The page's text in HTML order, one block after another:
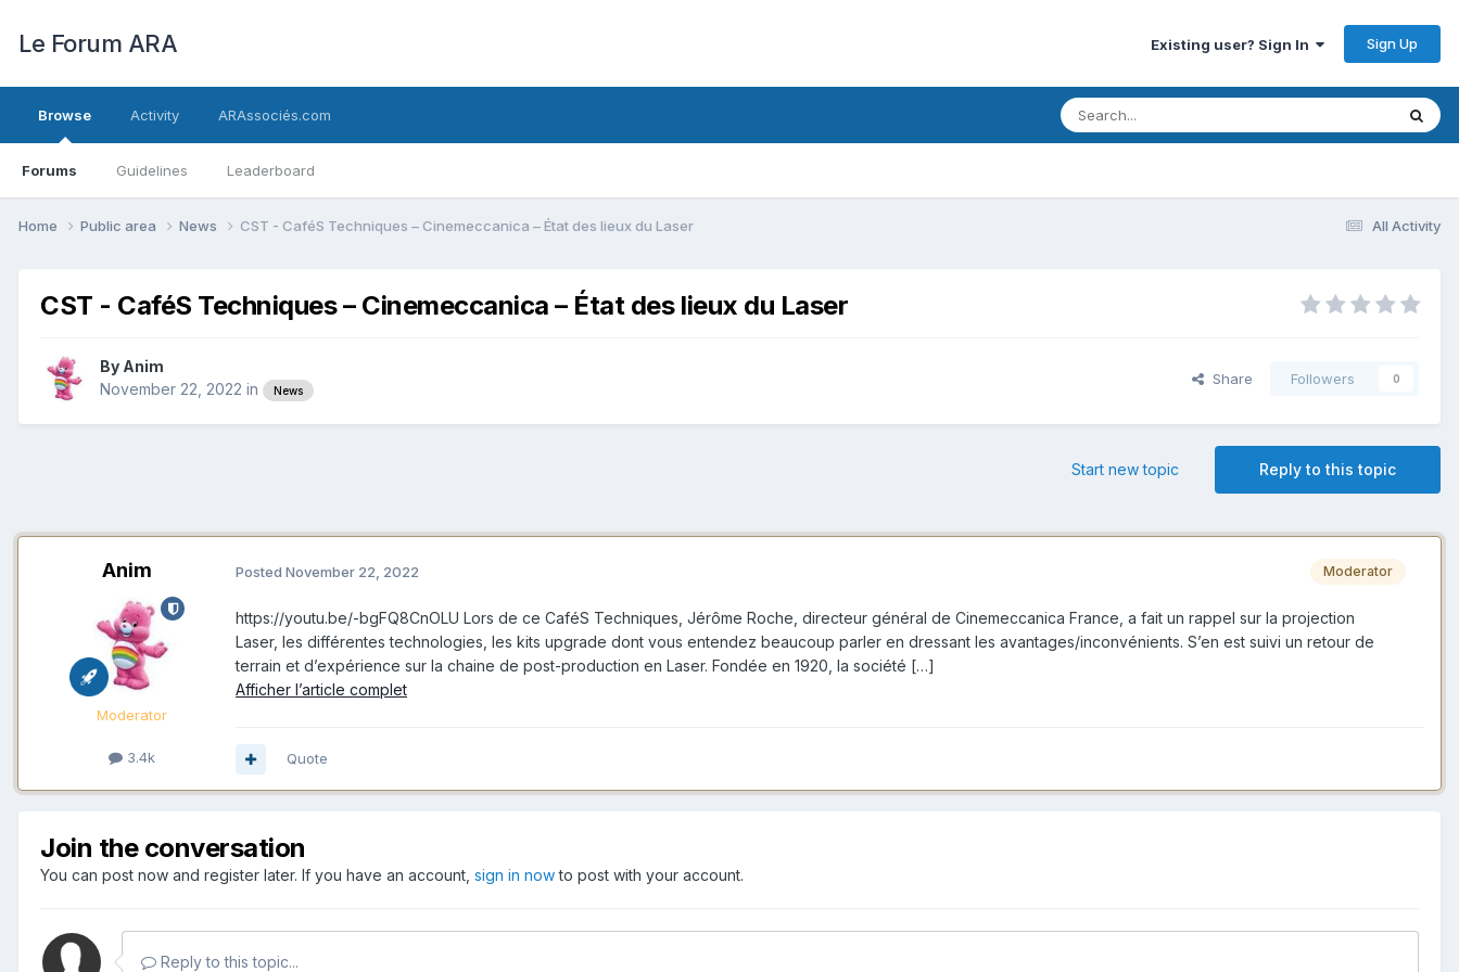
Le Forum ARA Existing user? Sign In Sign Up
Browse
Forums Guidelines Leaderboard
Activity ARAssociés.com
All Activity
Home Public area News CST - CaféS Techniques – Cinemeccanica – État des lieux du Laser
CST - CaféS Techniques – Cinemeccanica – État des lieux du Laser
By Anim
November 22, 2022 in News
Share Followers 0
Reply to this topic
Start new topic
Anim
Moderator
3.4k
Moderator
Posted November 22, 2022
https://youtu.be/-bgFQ8CnOLU Lors de ce CaféS Techniques, Jérôme Roche, directeur général de Cinemeccanica France, a fait un rappel sur la projection
Laser, les différentes technologies, les kits upgrade dont vous entendez beaucoup parler en dressant les avantages/inconvénients. S’en est suivi un retour de
terrain et d’expérience sur la chaine de post-production en Laser. Fondée en 1920, la société […]
Afficher l’article complet
Quote
Join the conversation
You can post now and register later. If you have an account, sign in nowto post with your account.
Reply to this topic...